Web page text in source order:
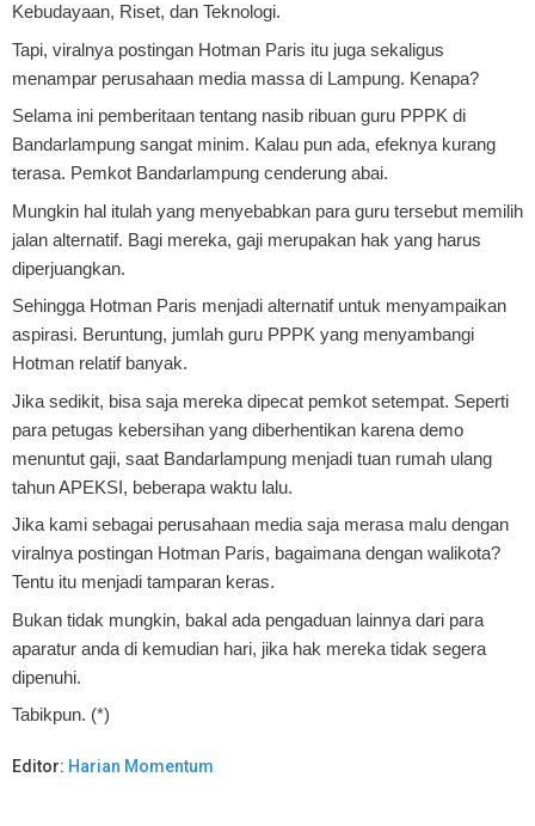
Kebudayaan, Riset, dan Teknologi.
Tapi, viralnya postingan Hotman Paris itu juga sekaligus
menampar perusahaan media massa di Lampung. Kenapa?
Selama ini pemberitaan tentang nasib ribuan guru PPPK di
Bandarlampung sangat minim. Kalau pun ada, efeknya kurang
terasa. Pemkot Bandarlampung cenderung abai.
Mungkin hal itulah yang menyebabkan para guru tersebut memilih
jalan alternatif. Bagi mereka, gaji merupakan hak yang harus
diperjuangkan.
Sehingga Hotman Paris menjadi alternatif untuk menyampaikan
aspirasi. Beruntung, jumlah guru PPPK yang menyambangi
Hotman relatif banyak.
Jika sedikit, bisa saja mereka dipecat pemkot setempat. Seperti
para petugas kebersihan yang diberhentikan karena demo
menuntut gaji, saat Bandarlampung menjadi tuan rumah ulang
tahun APEKSI, beberapa waktu lalu.
Jika kami sebagai perusahaan media saja merasa malu dengan
viralnya postingan Hotman Paris, bagaimana dengan walikota?
Tentu itu menjadi tamparan keras.
Bukan tidak mungkin, bakal ada pengaduan lainnya dari para
aparatur anda di kemudian hari, jika hak mereka tidak segera
dipenuhi.
Tabikpun. (*)
Editor: Harian Momentum